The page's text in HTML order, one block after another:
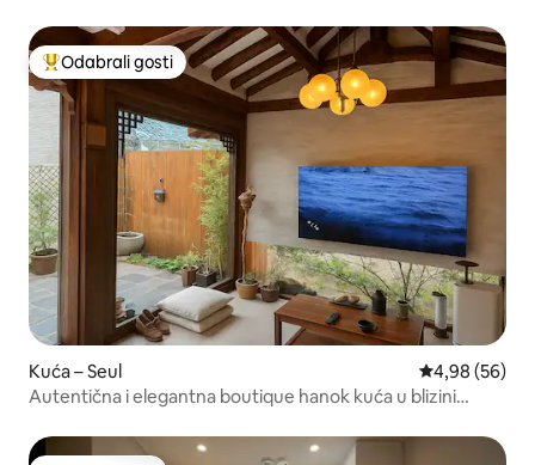
Među najviše rangiranima s oznakom „Odabrali gosti”
Odabrali gosti
Kuća – Seul Prosječna
4,98 (56)
Autentična i elegantna boutique hanok kuća u blizini